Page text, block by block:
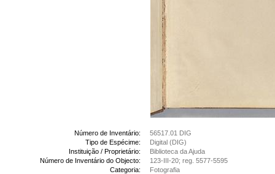
Número de Inventário:
56517.01 DIG
Tipo de Espécime:
Digital (DIG)
Instituição / Proprietário:
Biblioteca da Ajuda
Número de Inventário do Objecto:
123-III-20; reg. 5577-5595
Categoria:
Fotografia